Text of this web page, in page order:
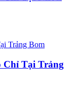
Chỉ Tại Trảng